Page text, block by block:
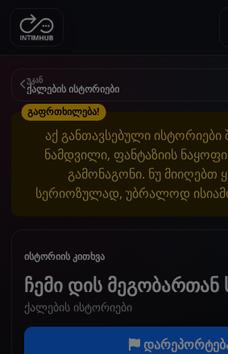
უკან
ქალების ისტორიები
გაფრთხილება!
აქ განთავსებული ისტორიები
ნამდვილი, ფანტაზიის
გამონაგონი. ნუ მიიღებთ
სერიოზულად, უბრალოდ
ისტორიის კითხვა
ჩემი დის მეგობართან
ქალების ისტორიები